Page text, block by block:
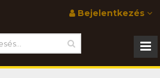
Bejelentkezés